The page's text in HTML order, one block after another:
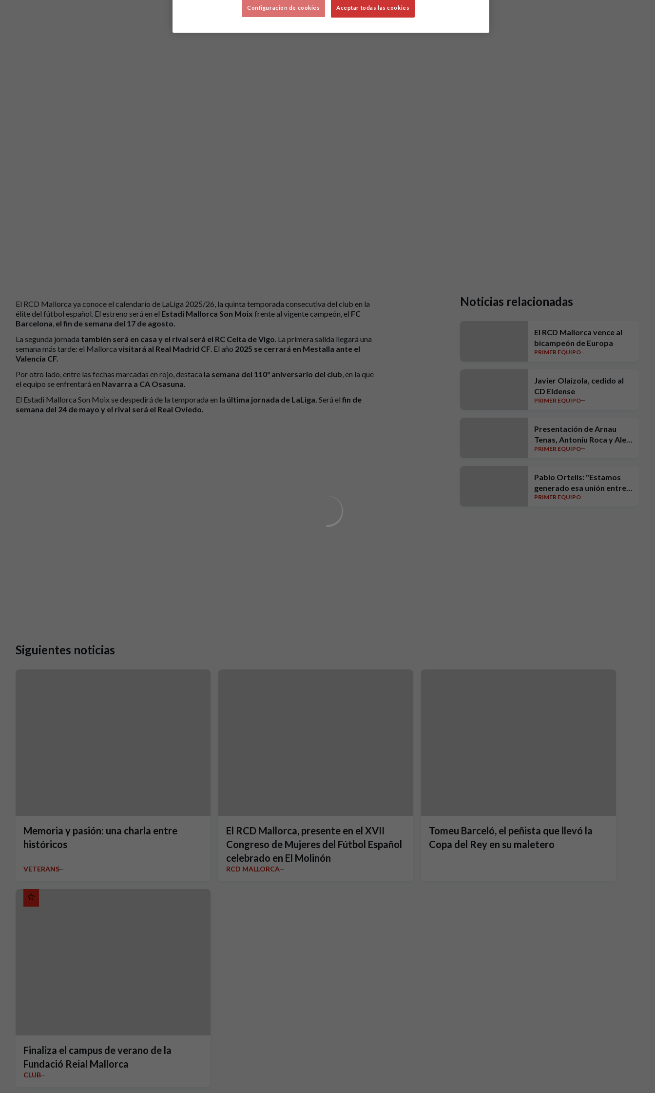
El RCD Mallorca ya conoce el calendario de LaLiga 2025/26, la quinta temporada consecutiva del club en la
élite del fútbol español. El estreno será en el Estadi Mallorca Son Moix frente al vigente campeón, el FC
Barcelona, el fin de semana del 17 de agosto.
La segunda jornada también será en casa y el rival será el RC Celta de Vigo. La primera salida llegará una
semana más tarde: el Mallorca visitará al Real Madrid CF. El año 2025 se cerrará en Mestalla ante el
Valencia CF.
Por otro lado, entre las fechas marcadas en rojo, destaca la semana del 110° aniversario del club, en la que
el equipo se enfrentará en Navarra a CA Osasuna.
El Estadi Mallorca Son Moix se despedirá de la temporada en la última jornada de LaLiga. Será el fin de
semana del 24 de mayo y el rival será el Real Oviedo.
Noticias relacionadas
El RCD Mallorca vence al
bicampeón de Europa
PRIMER EQUIPO
Javier Olaizola, cedido al
CD Eldense
PRIMER EQUIPO
Presentación de Arnau
Tenas, Antoniu Roca y Alex
Sala
PRIMER EQUIPO
Pablo Ortells: "Estamos
generado esa unión entre
toda la gente del club"
PRIMER EQUIPO
Siguientes noticias
Memoria y pasión: una charla entre
históricos
VETERANS
El RCD Mallorca, presente en el XVII
Congreso de Mujeres del Fútbol Español
celebrado en El Molinón
RCD MALLORCA
Tomeu Barceló, el peñista que llevó la
Copa del Rey en su maletero
Finaliza el campus de verano de la
Fundació Reial Mallorca
CLUB
Aceptar todas las cookies
Configuración de cookies